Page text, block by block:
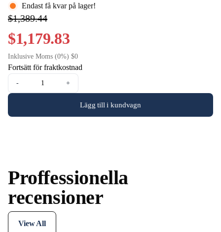
Endast få kvar på lager!
$1,389.44
$1,179.83
Inklusive Moms (0%) $0
Fortsätt för fraktkostnad
- +
Lägg till i kundvagn
Proffessionella
recensioner
View All